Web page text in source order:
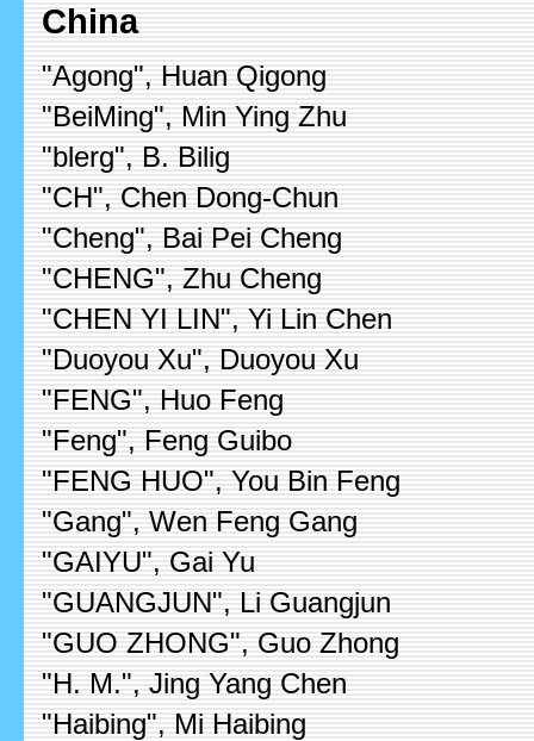
China
"Agong", Huan Qigong
"BeiMing", Min Ying Zhu
"blerg", B. Bilig
"CH", Chen Dong-Chun
"Cheng", Bai Pei Cheng
"CHENG", Zhu Cheng
"CHEN YI LIN", Yi Lin Chen
"Duoyou Xu", Duoyou Xu
"FENG", Huo Feng
"Feng", Feng Guibo
"FENG HUO", You Bin Feng
"Gang", Wen Feng Gang
"GAIYU", Gai Yu
"GUANGJUN", Li Guangjun
"GUO ZHONG", Guo Zhong
"H. M.", Jing Yang Chen
"Haibing", Mi Haibing